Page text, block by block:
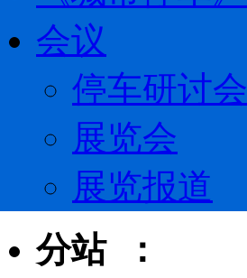
会议
停车研讨会
展览会
展览报道
分站 ：